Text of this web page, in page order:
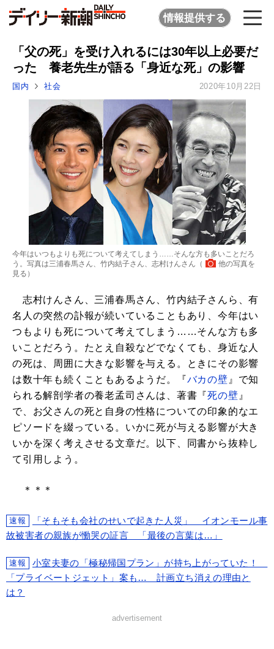
情報提供する
「父の死」を受け入れるには30年以上必要だ
った 養老先生が語る「身近な死」の影響
国内 社会 2020年10月22日
今年はいつもよりも死について考えてしまう……そんな方も多いことだろ
う。写真は三浦春馬さん、竹内結子さん、志村けんさん（
他の写真を
見る ）
志村けんさん、三浦春馬さん、竹内結子さんら、有
名人の突然の訃報が続いていることもあり、今年はい
つもよりも死について考えてしまう……そんな方も多
いことだろう。たとえ自殺などでなくても、身近な人
の死は、周囲に大きな影響を与える。ときにその影響
は数十年も続くこともあるようだ。『バカの壁 』で知
られる解剖学者の養老孟司さんは、著書『死の壁 』
で、お父さんの死と自身の性格についての印象的なエ
ピソードを綴っている。いかに死が与える影響が大き
いかを深く考えさせる文章だ。以下、同書から抜粋し
て引用しよう。
＊＊＊
速報
「そもそも会社のせいで起きた人災」 イオンモール事
故被害者の親族が慟哭の証言 「最後の言葉は…」
速報
小室夫妻の「極秘帰国プラン」が持ち上がっていた！
「プライベートジェット」案も… 計画立ち消えの理由と
は？
advertisement